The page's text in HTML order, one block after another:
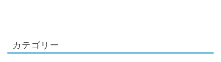
カテゴリー